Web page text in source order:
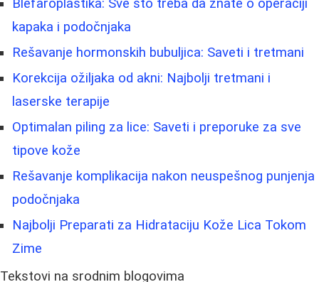
Blefaroplastika: Sve što treba da znate o operaciji
kapaka i podočnjaka
Rešavanje hormonskih bubuljica: Saveti i tretmani
Korekcija ožiljaka od akni: Najbolji tretmani i
laserske terapije
Optimalan piling za lice: Saveti i preporuke za sve
tipove kože
Rešavanje komplikacija nakon neuspešnog punjenja
podočnjaka
Najbolji Preparati za Hidrataciju Kože Lica Tokom
Zime
Tekstovi na srodnim blogovima